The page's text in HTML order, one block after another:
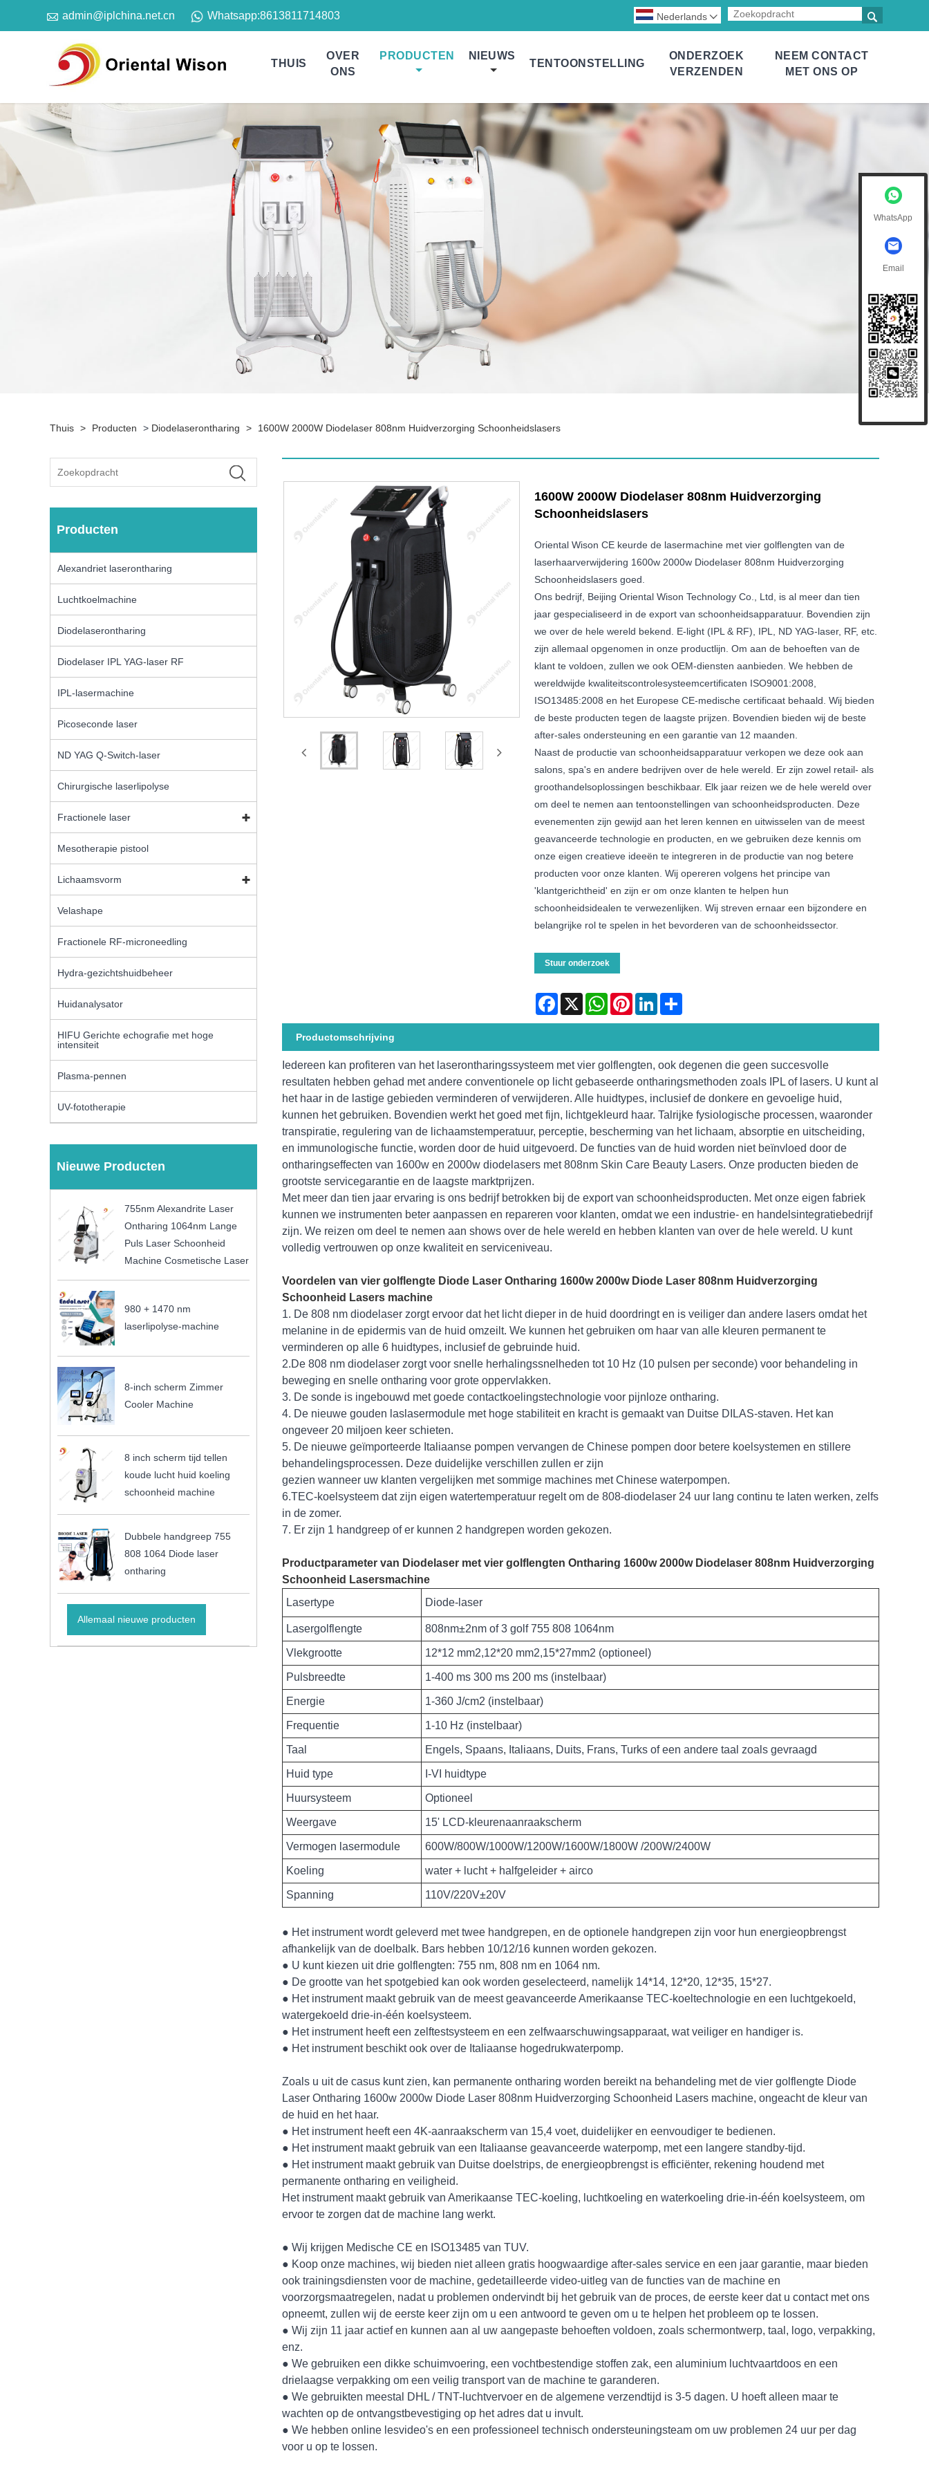
 admin@iplchina.net.cn Whatsapp:8613811714803 
Nederlands 
THUIS
OVER
ONS
PRODUCTEN NIEUWS
TENTOONSTELLING
ONDERZOEK
VERZENDEN
NEEM CONTACT
MET ONS OP
Thuis > Producten > Diodelaserontharing > 1600W 2000W Diodelaser 808nm Huidverzorging Schoonheidslasers
Producten
Alexandriet laserontharing
Luchtkoelmachine
Diodelaserontharing
Diodelaser IPL YAG-laser RF
IPL-lasermachine
Picoseconde laser
ND YAG Q-Switch-laser
Chirurgische laserlipolyse
Fractionele laser
Mesotherapie pistool
Lichaamsvorm
Velashape
Fractionele RF-microneedling
Hydra-gezichtshuidbeheer
Huidanalysator
HIFU Gerichte echografie met hoge
intensiteit
Plasma-pennen
UV-fototherapie
Nieuwe Producten
755nm Alexandrite Laser
Ontharing 1064nm Lange
Puls Laser Schoonheid
Machine Cosmetische Laser
980 + 1470 nm
laserlipolyse-machine
8-inch scherm Zimmer
Cooler Machine
8 inch scherm tijd tellen
koude lucht huid koeling
schoonheid machine
Dubbele handgreep 755
808 1064 Diode laser
ontharing
Allemaal nieuwe producten
1600W 2000W Diodelaser 808nm Huidverzorging
Schoonheidslasers
Oriental Wison CE keurde de lasermachine met vier golflengten van de
laserhaarverwijdering 1600w 2000w Diodelaser 808nm Huidverzorging
Schoonheidslasers goed.
Ons bedrijf, Beijing Oriental Wison Technology Co., Ltd, is al meer dan tien
jaar gespecialiseerd in de export van schoonheidsapparatuur. Bovendien zijn
we over de hele wereld bekend. E-light (IPL & RF), IPL, ND YAG-laser, RF, etc.
zijn allemaal opgenomen in onze productlijn. Om aan de behoeften van de
klant te voldoen, zullen we ook OEM-diensten aanbieden. We hebben de
wereldwijde kwaliteitscontrolesysteemcertificaten ISO9001:2008,
ISO13485:2008 en het Europese CE-medische certificaat behaald. Wij bieden
de beste producten tegen de laagste prijzen. Bovendien bieden wij de beste
after-sales ondersteuning en een garantie van 12 maanden.
Naast de productie van schoonheidsapparatuur verkopen we deze ook aan
salons, spa's en andere bedrijven over de hele wereld. Er zijn zowel retail- als
groothandelsoplossingen beschikbaar. Elk jaar reizen we de hele wereld over
om deel te nemen aan tentoonstellingen van schoonheidsproducten. Deze
evenementen zijn gewijd aan het leren kennen en uitwisselen van de meest
geavanceerde technologie en producten, en we gebruiken deze kennis om
onze eigen creatieve ideeën te integreren in de productie van nog betere
producten voor onze klanten. Wij opereren volgens het principe van
'klantgerichtheid' en zijn er om onze klanten te helpen hun
schoonheidsidealen te verwezenlijken. Wij streven ernaar een bijzondere en
belangrijke rol te spelen in het bevorderen van de schoonheidssector.
Stuur onderzoek
Facebook
X WhatsAppPinterestLinkedInShare
Productomschrijving
Iedereen kan profiteren van het laserontharingssysteem met vier golflengten, ook degenen die geen succesvolle
resultaten hebben gehad met andere conventionele op licht gebaseerde ontharingsmethoden zoals IPL of lasers. U kunt al
het haar in de lastige gebieden verminderen of verwijderen. Alle huidtypes, inclusief de donkere en gevoelige huid,
kunnen het gebruiken. Bovendien werkt het goed met fijn, lichtgekleurd haar. Talrijke fysiologische processen, waaronder
transpiratie, regulering van de lichaamstemperatuur, perceptie, bescherming van het lichaam, absorptie en uitscheiding,
en immunologische functie, worden door de huid uitgevoerd. De functies van de huid worden niet beïnvloed door de
ontharingseffecten van 1600w en 2000w diodelasers met 808nm Skin Care Beauty Lasers. Onze producten bieden de
grootste servicegarantie en de laagste marktprijzen.
Met meer dan tien jaar ervaring is ons bedrijf betrokken bij de export van schoonheidsproducten. Met onze eigen fabriek
kunnen we instrumenten beter aanpassen en repareren voor klanten, omdat we een industrie- en handelsintegratiebedrijf
zijn. We reizen om deel te nemen aan shows over de hele wereld en hebben klanten van over de hele wereld. U kunt
volledig vertrouwen op onze kwaliteit en serviceniveau.
Voordelen van vier golflengte Diode Laser Ontharing 1600w 2000w Diode Laser 808nm Huidverzorging
Schoonheid Lasers machine
1. De 808 nm diodelaser zorgt ervoor dat het licht dieper in de huid doordringt en is veiliger dan andere lasers omdat het
melanine in de epidermis van de huid omzeilt. We kunnen het gebruiken om haar van alle kleuren permanent te
verminderen op alle 6 huidtypes, inclusief de gebruinde huid.
2.De 808 nm diodelaser zorgt voor snelle herhalingssnelheden tot 10 Hz (10 pulsen per seconde) voor behandeling in
beweging en snelle ontharing voor grote oppervlakken.
3. De sonde is ingebouwd met goede contactkoelingstechnologie voor pijnloze ontharing.
4. De nieuwe gouden laslasermodule met hoge stabiliteit en kracht is gemaakt van Duitse DILAS-staven. Het kan
ongeveer 20 miljoen keer schieten.
5. De nieuwe geïmporteerde Italiaanse pompen vervangen de Chinese pompen door betere koelsystemen en stillere
behandelingsprocessen. Deze duidelijke verschillen zullen er zijn
gezien wanneer uw klanten vergelijken met sommige machines met Chinese waterpompen.
6.TEC-koelsysteem dat zijn eigen watertemperatuur regelt om de 808-diodelaser 24 uur lang continu te laten werken, zelfs
in de zomer.
7. Er zijn 1 handgreep of er kunnen 2 handgrepen worden gekozen.
Productparameter van Diodelaser met vier golflengten Ontharing 1600w 2000w Diodelaser 808nm Huidverzorging
Schoonheid Lasersmachine
Lasertype
Diode-laser
Lasergolflengte 808nm±2nm of 3 golf 755 808 1064nm
Vlekgrootte 12*12 mm2,12*20 mm2,15*27mm2 (optioneel)
Pulsbreedte 1-400 ms 300 ms 200 ms (instelbaar)
Energie 1-360 J/cm2 (instelbaar)
Frequentie 1-10 Hz (instelbaar)
Taal Engels, Spaans, Italiaans, Duits, Frans, Turks of een andere taal zoals gevraagd
Huid type I-VI huidtype
Huursysteem Optioneel
Weergave 15' LCD-kleurenaanraakscherm
Vermogen lasermodule 600W/800W/1000W/1200W/1600W/1800W /200W/2400W
Koeling water + lucht + halfgeleider + airco
Spanning 110V/220V±20V
● Het instrument wordt geleverd met twee handgrepen, en de optionele handgrepen zijn voor hun energieopbrengst
afhankelijk van de doelbalk. Bars hebben 10/12/16 kunnen worden gekozen.
● U kunt kiezen uit drie golflengten: 755 nm, 808 nm en 1064 nm.
● De grootte van het spotgebied kan ook worden geselecteerd, namelijk 14*14, 12*20, 12*35, 15*27.
● Het instrument maakt gebruik van de meest geavanceerde Amerikaanse TEC-koeltechnologie en een luchtgekoeld,
watergekoeld drie-in-één koelsysteem.
● Het instrument heeft een zelftestsysteem en een zelfwaarschuwingsapparaat, wat veiliger en handiger is.
● Het instrument beschikt ook over de Italiaanse hogedrukwaterpomp.
Zoals u uit de casus kunt zien, kan permanente ontharing worden bereikt na behandeling met de vier golflengte Diode
Laser Ontharing 1600w 2000w Diode Laser 808nm Huidverzorging Schoonheid Lasers machine, ongeacht de kleur van
de huid en het haar.
● Het instrument heeft een 4K-aanraakscherm van 15,4 voet, duidelijker en eenvoudiger te bedienen.
● Het instrument maakt gebruik van een Italiaanse geavanceerde waterpomp, met een langere standby-tijd.
● Het instrument maakt gebruik van Duitse doelstrips, de energieopbrengst is efficiënter, rekening houdend met
permanente ontharing en veiligheid.
Het instrument maakt gebruik van Amerikaanse TEC-koeling, luchtkoeling en waterkoeling drie-in-één koelsysteem, om
ervoor te zorgen dat de machine lang werkt.
● Wij krijgen Medische CE en ISO13485 van TUV.
● Koop onze machines, wij bieden niet alleen gratis hoogwaardige after-sales service en een jaar garantie, maar bieden
ook trainingsdiensten voor de machine, gedetailleerde video-uitleg van de functies van de machine en
voorzorgsmaatregelen, nadat u problemen ondervindt bij het gebruik van de proces, de eerste keer dat u contact met ons
opneemt, zullen wij de eerste keer zijn om u een antwoord te geven om u te helpen het probleem op te lossen.
● Wij zijn 11 jaar actief en kunnen aan al uw aangepaste behoeften voldoen, zoals schermontwerp, taal, logo, verpakking,
enz.
● We gebruiken een dikke schuimvoering, een vochtbestendige stoffen zak, een aluminium luchtvaartdoos en een
drielaagse verpakking om een ​​veilig transport van de machine te garanderen.
● We gebruikten meestal DHL / TNT-luchtvervoer en de algemene verzendtijd is 3-5 dagen. U hoeft alleen maar te
wachten op de ontvangstbevestiging op het adres dat u invult.
● We hebben online lesvideo's en een professioneel technisch ondersteuningsteam om uw problemen 24 uur per dag
voor u op te lossen.
WhatsApp
Email